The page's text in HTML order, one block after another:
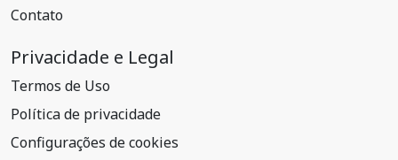
Contato
Privacidade e Legal
Termos de Uso
Política de privacidade
Configurações de cookies